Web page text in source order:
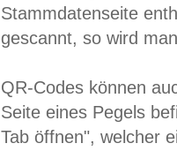
Stammdatenseite
gescannt, so wird
QR-Codes können
Seite eines Pegels
Tab öffnen", welcher